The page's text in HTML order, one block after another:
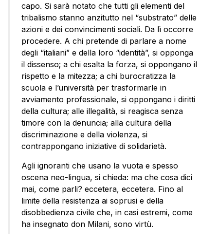
capo. Si sarà notato che tutti gli elementi del
tribalismo stanno anzitutto nel “substrato” delle
azioni e dei convincimenti sociali. Da lì occorre
procedere. A chi pretende di parlare a nome
degli “italiani” e della loro “identità”, si opponga
il dissenso; a chi esalta la forza, si oppongano il
rispetto e la mitezza; a chi burocratizza la
scuola e l’università per trasformarle in
avviamento professionale, si oppongano i diritti
della cultura; alle illegalità, si reagisca senza
timore con la denuncia; alla cultura della
discriminazione e della violenza, si
contrappongano iniziative di solidarietà.
Agli ignoranti che usano la vuota e spesso
oscena neo-lingua, si chieda: ma che cosa dici
mai, come parli? eccetera, eccetera. Fino al
limite della resistenza ai soprusi e della
disobbedienza civile che, in casi estremi, come
ha insegnato don Milani, sono virtù.